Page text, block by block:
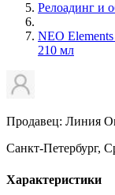
Релоадинг и
NEO
210 мл
Продавец: Линия
Санкт-Петербург,
Характеристики